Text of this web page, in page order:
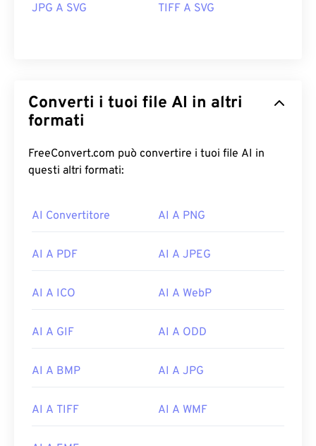
JPG A SVG TIFF A SVG
Converti i tuoi file AI in altri
formati
FreeConvert.com può convertire i tuoi file AI in
questi altri formati:
AI Convertitore AI A PNG
AI A PDF AI A JPEG
AI A ICO AI A WebP
AI A GIF AI A ODD
AI A BMP AI A JPG
AI A TIFF AI A WMF